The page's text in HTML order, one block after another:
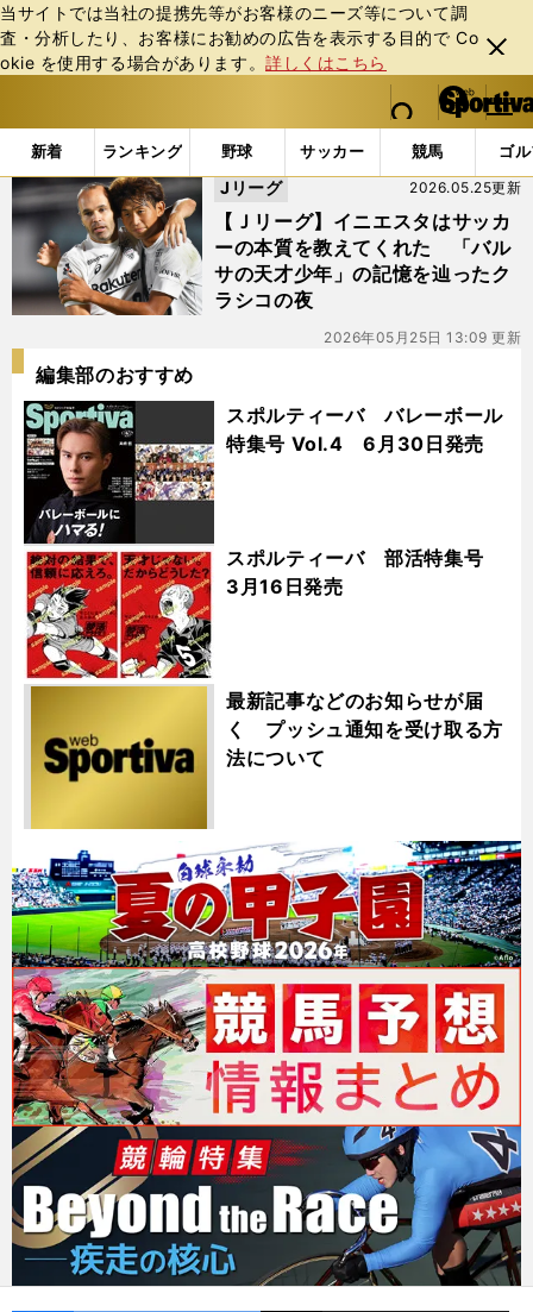
当サイトでは当社の提携先等がお客様のニーズ等について調
査・分析したり、お客様にお勧めの広告を表⽰する⽬的で Co
okie を使⽤する場合があります。詳しくはこちら
閉じ
る
web Sportiva (webスポルティーバ)
検索
マイペ
ー
ジ
メニュ
新着 ランキング 野球 サッカー 競馬 ゴ
b
ス
ポ
ル
ィ
ー
バ
「#アンドレス」の最新ニュース・ 情報
【Ｊリーグ】イニエスタはサッカ
ーの本質を教えてくれた 「バル
サの天才少年」の記憶を辿ったク
ラシコの夜
2026.05.25更新
Jリーグ
2026年05月25日 13:09 更新
編集部のおすすめ
スポルティーバ バレーボール
特集号 Vol.4 6月30日発売
スポルティーバ 部活特集号
3月16日発売
最新記事などのお知らせが届
く プッシュ通知を受け取る方
法について